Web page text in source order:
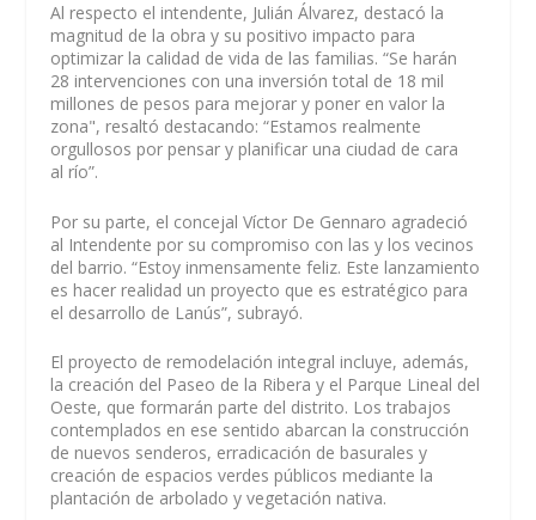
Al respecto el intendente, Julián Álvarez, destacó la
magnitud de la obra y su positivo impacto para
optimizar la calidad de vida de las familias. “Se harán
28 intervenciones con una inversión total de 18 mil
millones de pesos para mejorar y poner en valor la
zona", resaltó destacando: “Estamos realmente
orgullosos por pensar y planificar una ciudad de cara
al río”.
Por su parte, el concejal Víctor De Gennaro agradeció
al Intendente por su compromiso con las y los vecinos
del barrio. “Estoy inmensamente feliz. Este lanzamiento
es hacer realidad un proyecto que es estratégico para
el desarrollo de Lanús”, subrayó.
El proyecto de remodelación integral incluye, además,
la creación del Paseo de la Ribera y el Parque Lineal del
Oeste, que formarán parte del distrito. Los trabajos
contemplados en ese sentido abarcan la construcción
de nuevos senderos, erradicación de basurales y
creación de espacios verdes públicos mediante la
plantación de arbolado y vegetación nativa.